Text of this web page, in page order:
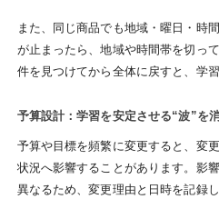
また、同じ商品でも地域・曜日・時
が止まったら、地域や時間帯を切っ
件を見つけてから全体に戻すと、学
予算設計：学習を安定させる“波”を
予算や目標を頻繁に変更すると、変
状況へ影響することがあります。影
異なるため、変更理由と日時を記録